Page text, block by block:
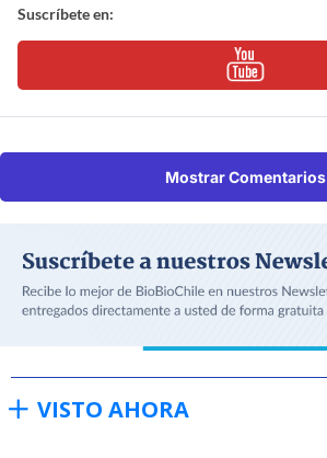
Suscríbete en:
Mostrar Comentarios
VISTO AHORA